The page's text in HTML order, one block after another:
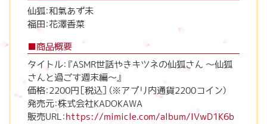
仙狐：和氣あず未
福田：花澤香菜
■商品概要
タイトル：『ASMR世話やきキツネの仙狐さん ～仙狐
さんと過ごす週末編～』
価格：2200円［税込］（※アプリ内通貨2200コイン）
発売元：株式会社KADOKAWA
販売URL：https://mimicle.com/album/IVwD1K6b